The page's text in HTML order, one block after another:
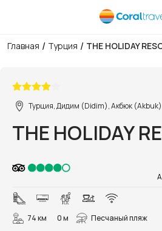
Главная / Турция / THE HOLIDAY
Турция, Дидим (Didim), Акбюк (Akbuk)
THE HOLIDAY
74 км 0 м Песчаный пляж